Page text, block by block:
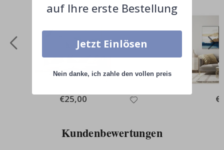
Special
Price
€25,00
Kundenbewertungen
auf Ihre erste Bestellung
Jetzt Einlösen
Nein danke, ich zahle den vollen preis